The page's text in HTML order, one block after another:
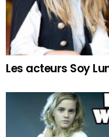
Les acteurs Soy